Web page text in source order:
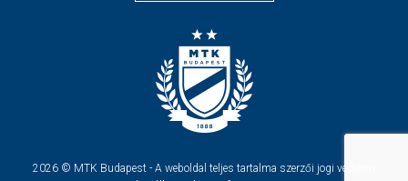
2026 © MTK Budapest - A weboldal teljes tartalma szerzői jogi védelem